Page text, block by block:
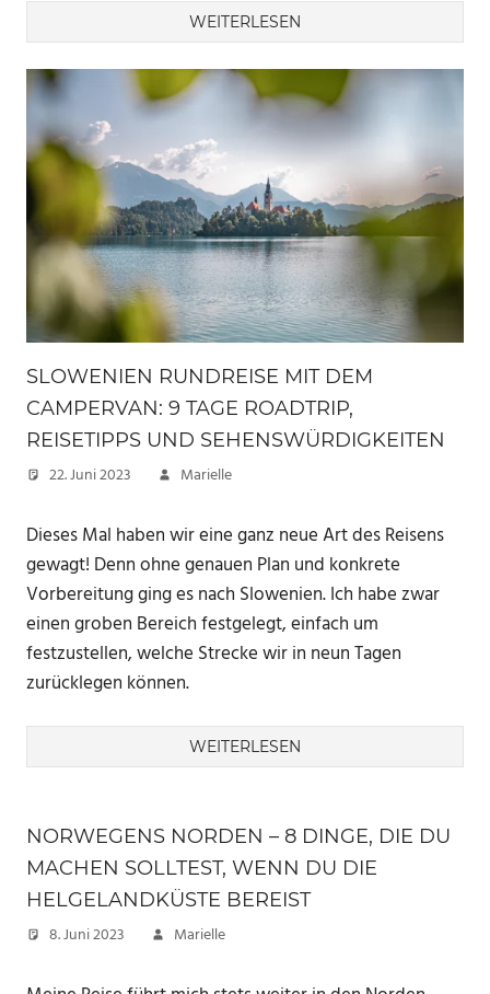
WEITERLESEN
SLOWENIEN RUNDREISE MIT DEM
CAMPERVAN: 9 TAGE ROADTRIP,
REISETIPPS UND SEHENSWÜRDIGKEITEN
22. Juni 2023 Marielle
Dieses Mal haben wir eine ganz neue Art des Reisens
gewagt! Denn ohne genauen Plan und konkrete
Vorbereitung ging es nach Slowenien. Ich habe zwar
einen groben Bereich festgelegt, einfach um
festzustellen, welche Strecke wir in neun Tagen
zurücklegen können.
WEITERLESEN
NORWEGENS NORDEN – 8 DINGE, DIE DU
MACHEN SOLLTEST, WENN DU DIE
HELGELANDKÜSTE BEREIST
8. Juni 2023 Marielle